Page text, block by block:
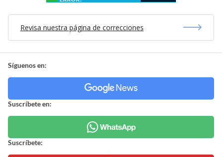
Revisa nuestra página de correcciones
Síguenos en:
Suscríbete en:
Suscríbete: